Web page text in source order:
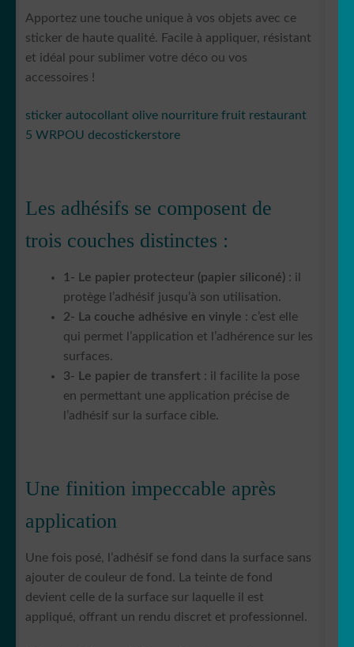
Apportez une touche unique à vos objets avec ce
sticker de haute qualité. Facile à appliquer, résistant
et idéal pour sublimer votre déco ou vos
accessoires !
sticker autocollant olive nourriture fruit restaurant
5 WRPOU decostickerstore
Les adhésifs se composent de
trois couches distinctes :
1- Le papier protecteur (papier siliconé) : il
protège l’adhésif jusqu’à son utilisation.
2- La couche adhésive en vinyle : c’est elle
qui permet l’application et l’adhérence sur les
surfaces.
3- Le papier de transfert : il facilite la pose
en permettant une application précise de
l’adhésif sur la surface cible.
Une finition impeccable après
application
Une fois posé, l’adhésif se fond dans la surface sans
ajouter de couleur de fond. La teinte de fond
devient celle de la surface sur laquelle il est
appliqué, offrant un rendu discret et professionnel.